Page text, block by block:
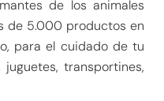
de los animales
de 5.000 productos en
para el cuidado de tu
transportines,